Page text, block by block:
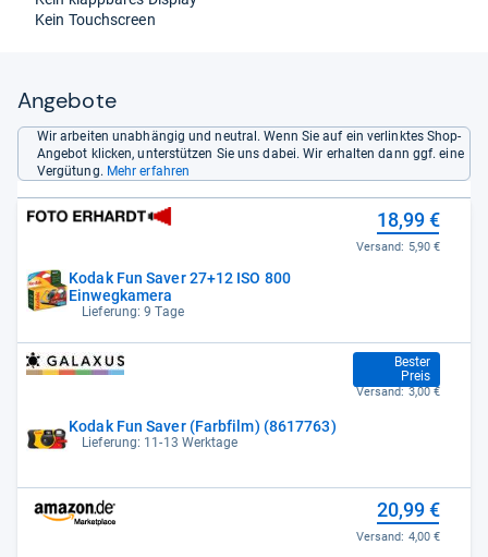
Kein Touchscreen
Angebote
Wir arbeiten unabhängig und neutral. Wenn Sie auf ein verlinktes Shop-
Angebot klicken, unterstützen Sie uns dabei. Wir erhalten dann ggf. eine
Vergütung. Mehr erfahren
Kodak Fun Saver 27+12 ISO 800
Einwegkamera
Lieferung: 9 Tage
18,99 €
Versand: 5,90 €
Kodak Fun Saver (Farbfilm) (8617763)
Lieferung: 11-13 Werktage
Bester
Preis
20,83 €
Versand: 3,00 €
20,99 €
Versand: 4,00 €